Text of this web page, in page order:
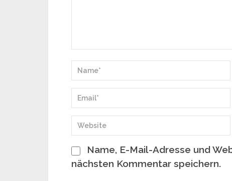
Name, E-Mail-Adresse und
nächsten Kommentar speichern.